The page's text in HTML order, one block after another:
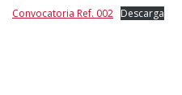
Convocatoria Ref. 002 Descarga